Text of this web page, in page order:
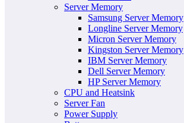
Server Memory
Samsung Server Memory
Longline Server Memory
Micron Server Memory
Kingston Server Memory
IBM Server Memory
Dell Server Memory
HP Server Memory
CPU and Heatsink
Server Fan
Power Supply